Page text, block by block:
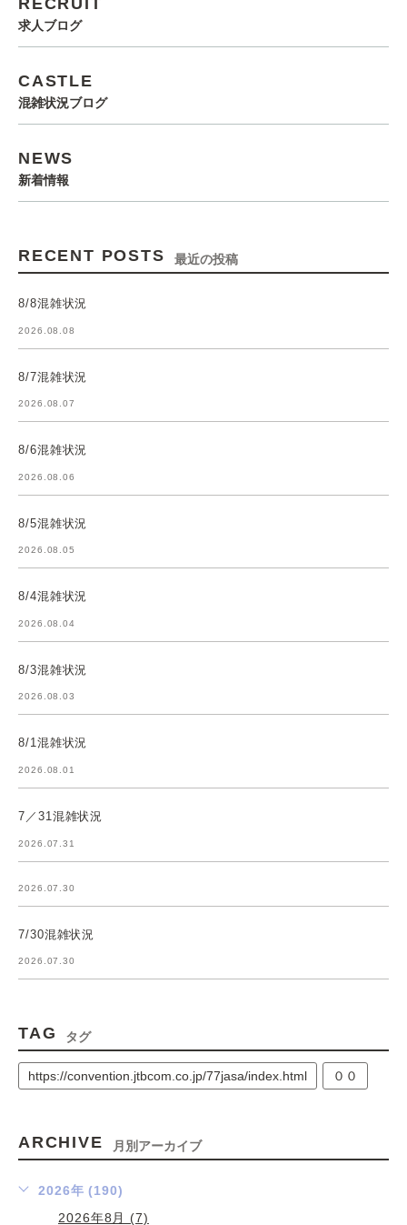
RECRUIT
求人ブログ
CASTLE
混雑状況ブログ
NEWS
新着情報
RECENT POSTS 最近の投稿
8/8混雑状況
2026.08.08
8/7混雑状況
2026.08.07
8/6混雑状況
2026.08.06
8/5混雑状況
2026.08.05
8/4混雑状況
2026.08.04
8/3混雑状況
2026.08.03
8/1混雑状況
2026.08.01
7／31混雑状況
2026.07.31
2026.07.30
7/30混雑状況
2026.07.30
TAG タグ
https://convention.jtbcom.co.jp/77jasa/index.html ００
ARCHIVE 月別アーカイブ
2026年 (190)
2026年8月 (7)